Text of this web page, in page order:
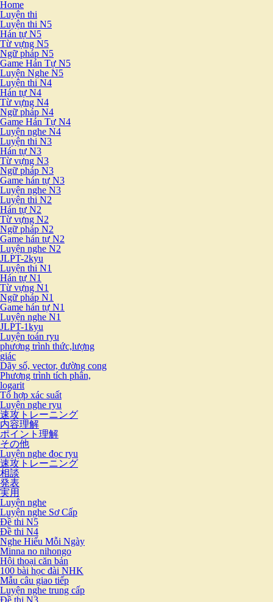
Home
Luyện thi
Luyện thi N5
Hán tự N5
Từ vựng N5
Ngữ pháp N5
Game Hán Tự N5
Luyện Nghe N5
Luyện thi N4
Hán tự N4
Từ vựng N4
Ngữ pháp N4
Game Hán Tự N4
Luyện nghe N4
Luyện thi N3
Hán tự N3
Từ vựng N3
Ngữ pháp N3
Game hán tự N3
Luyện nghe N3
Luyện thi N2
Hán tự N2
Từ vựng N2
Ngữ pháp N2
Game hán tự N2
Luyện nghe N2
JLPT-2kyu
Luyện thi N1
Hán tự N1
Từ vựng N1
Ngữ pháp N1
Game hán tự N1
Luyện nghe N1
JLPT-1kyu
Luyện toán ryu
phương trình thức,lượng
giác
Dãy số, vector, đường cong
Phương trình tích phân,
logarit
Tổ hợp xác suất
Luyện nghe ryu
速攻トレーニング
内容理解
ポイント理解
その他
Luyện nghe đọc ryu
速攻トレーニング
相談
発表
実用
Luyện nghe
Luyện nghe Sơ Cấp
Đề thi N5
Đề thi N4
Nghe Hiểu Mỗi Ngày
Minna no nihongo
Hội thoại căn bản
100 bài học đài NHK
Mẫu câu giao tiếp
Luyện nghe trung cấp
Đề thi N3